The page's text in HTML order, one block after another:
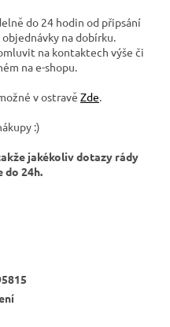
do 24 hodin od připsání
na dobírku.
na kontaktech výše či
na e-shopu.
v ostravě Zde.
:)
jakékoliv dotazy rády
do 24h.